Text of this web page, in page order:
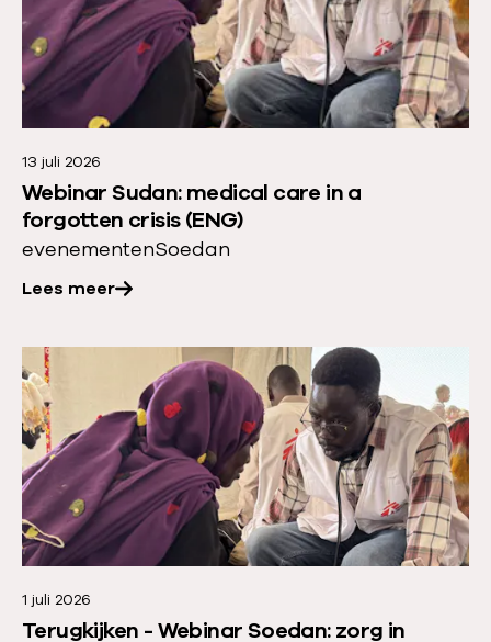
13 juli 2026
Webinar Sudan: medical care in a
forgotten crisis (ENG)
evenementenSoedan
Lees meer
s
m
e
o
v
e
r
:
e
b
i
n
a
r
S
u
d
a
1 juli 2026
Terugkijken - Webinar Soedan: zorg in
L
e
e
s
m
e
e
o